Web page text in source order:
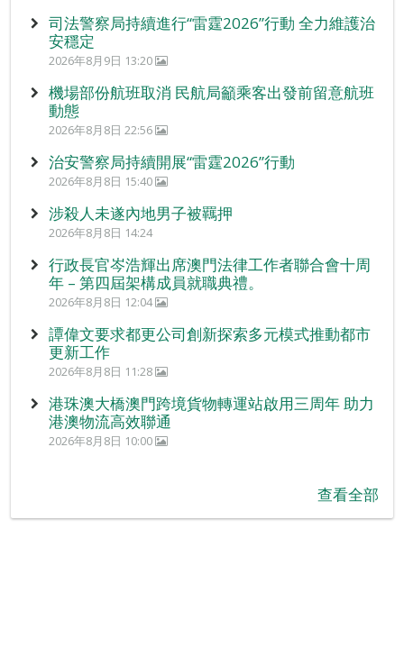
司法警察局持續進行“雷霆2026”行動 全力維護治
安穩定
2026年8月9日 13:20
機場部份航班取消 民航局籲乘客出發前留意航班
動態
2026年8月8日 22:56
治安警察局持續開展“雷霆2026”行動
2026年8月8日 15:40
涉殺人未遂內地男子被羈押
2026年8月8日 14:24
行政長官岑浩輝出席澳門法律工作者聯合會十周
年 – 第四屆架構成員就職典禮。
2026年8月8日 12:04
譚偉文要求都更公司創新探索多元模式推動都市
更新工作
2026年8月8日 11:28
港珠澳大橋澳門跨境貨物轉運站啟用三周年 助力
港澳物流高效聯通
2026年8月8日 10:00
查看全部